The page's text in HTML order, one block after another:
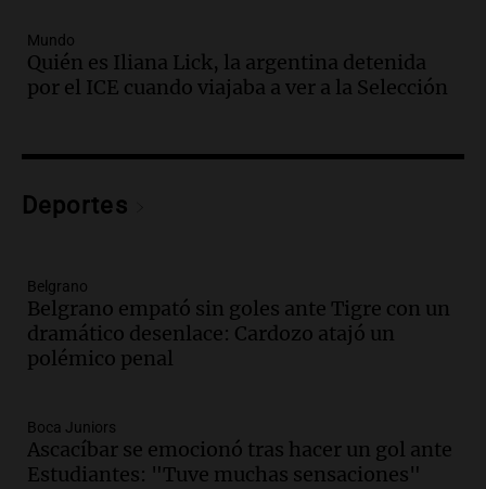
Audio.
un pozo de 17 metros en Nueva Córdoba
Panorama Federal
Audio.Lanzamiento del Tigo 7 CSH: el
al mercado argentino
Audio.
Mundial de Natación de Invierno con
récords y atletas de 20 países
Amamos Argentina
Audio.
accidente fatal en San Luis dejó tres
jóvenes muertos y un herido grave
Mundo
Quién es Iliana Lick, la argentina detenida
por el ICE cuando viajaba a ver a la Selección
Deportes
Belgrano
Belgrano empató sin goles ante Tigre con un
dramático desenlace: Cardozo atajó un
polémico penal
Boca Juniors
Ascacíbar se emocionó tras hacer un gol ante
Estudiantes: "Tuve muchas sensaciones"